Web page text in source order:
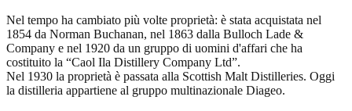
Nel tempo ha cambiato più volte proprietà: è stata acquistata nel
1854 da Norman Buchanan, nel 1863 dalla Bulloch Lade &
Company e nel 1920 da un gruppo di uomini d'affari che ha
costituito la “Caol Ila Distillery Company Ltd”.
Nel 1930 la proprietà è passata alla Scottish Malt Distilleries. Oggi
la distilleria appartiene al gruppo multinazionale Diageo.